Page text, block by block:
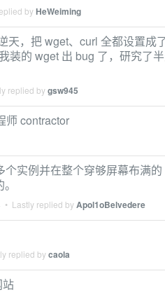
byHeWeiming
天，把 wget、curl 全都设置成
装的 wget 出 bug 了，研究了
replied bygsw945
师 contractor
实例并在整个穿够屏幕布满
• Lastly replied byApol1oBelvedere
replied bycaola